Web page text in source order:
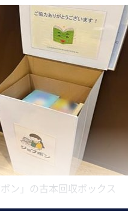
ボン」の古本回収ボックス